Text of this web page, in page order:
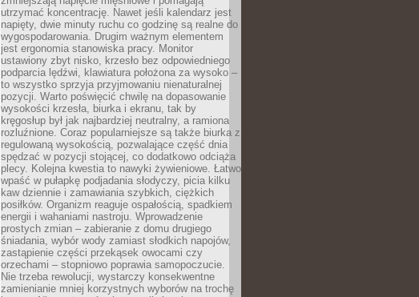
utrzymać koncentrację. Nawet jeśli kalendarz jest
napięty, dwie minuty ruchu co godzinę są realne do
wygospodarowania. Drugim ważnym elementem
jest ergonomia stanowiska pracy. Monitor
ustawiony zbyt nisko, krzesło bez odpowiedniego
podparcia lędźwi, klawiatura położona za wysoko –
to wszystko sprzyja przyjmowaniu nienaturalnej
pozycji. Warto poświęcić chwilę na dopasowanie
wysokości krzesła, biurka i ekranu, tak by
kręgosłup był jak najbardziej neutralny, a ramiona
rozluźnione. Coraz popularniejsze są także biurka z
regulowaną wysokością, pozwalające część dnia
spędzać w pozycji stojącej, co dodatkowo odciąża
plecy. Kolejna kwestia to nawyki żywieniowe. Łatwo
wpaść w pułapkę podjadania słodyczy, picia kilku
kaw dziennie i zamawiania szybkich, ciężkich
posiłków. Organizm reaguje ospałością, spadkiem
energii i wahaniami nastroju. Wprowadzenie
prostych zmian – zabieranie z domu drugiego
śniadania, wybór wody zamiast słodkich napojów,
zastąpienie części przekąsek owocami czy
orzechami – stopniowo poprawia samopoczucie.
Nie trzeba rewolucji, wystarczy konsekwentne
zamienianie mniej korzystnych wyborów na trochę